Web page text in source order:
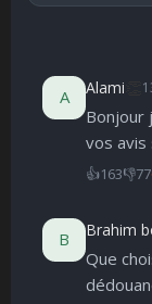
🤩
Parfait
😠
A Alami
Bonjour
vos avis
👍163👎77
B Brahim
Que